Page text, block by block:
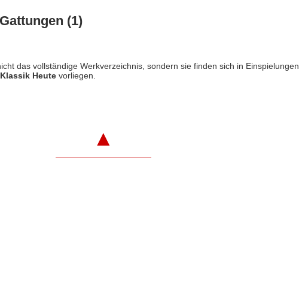
(1)
das vollständige Werkverzeichnis, sondern sie finden sich in Einspielungen,
Klassik Heutevorliegen.
▲